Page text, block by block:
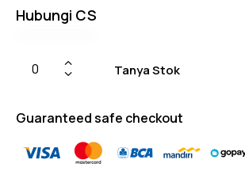
Hubungi CS
Tanya Stok
Guaranteed safe checkout